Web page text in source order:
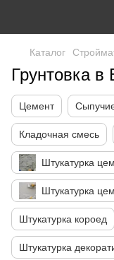
Каталог
Грунтовка в
Цемент
Кладочная смесь
Штукатурка
Штукатурка
Штукатурка короед
Штукатурка